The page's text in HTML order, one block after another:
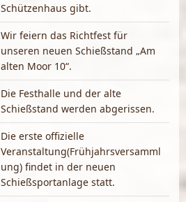
Schützenhaus gibt.
Wir feiern das Richtfest für
unseren neuen Schießstand „Am
alten Moor 10“.
Die Festhalle und der alte
Schießstand werden abgerissen.
Die erste offizielle
Veranstaltung(Frühjahrsversamml
ung) findet in der neuen
Schießsportanlage statt.